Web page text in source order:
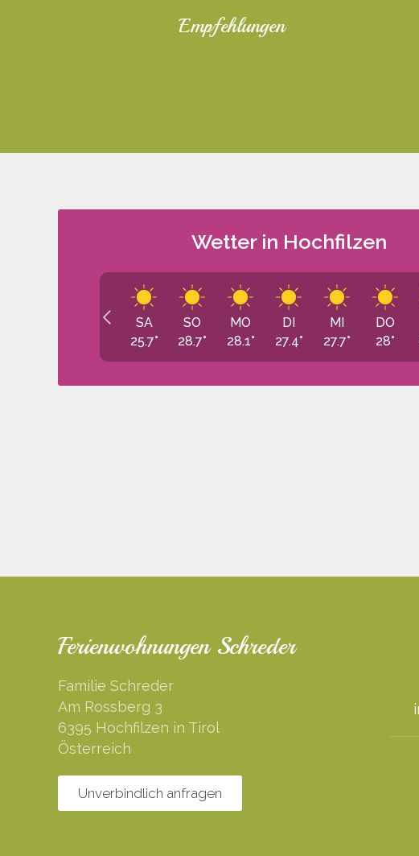
Empfehlungen
Wetter in Hochfilzen
SA
25.7°
SO
28.7°
MO
28.1°
DI
27.4°
MI
27.7°
DO
28°
Ferienwohnungen Schreder
Familie Schreder
Am Rossberg 3
6395 Hochfilzen in Tirol
Österreich
Unverbindlich anfragen